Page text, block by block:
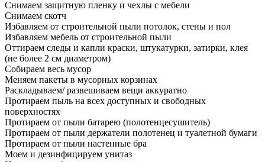
Снимаем защитную пленку и чехлы с мебели
Снимаем скотч
Избавляем от строительной пыли потолок, стены и пол
Избавляем мебель от строительной пыли
Оттираем следы и капли краски, штукатурки, затирки, клея
(не более 2 см диаметром)
Собираем весь мусор
Меняем пакеты в мусорных корзинах
Раскладываем/ развешиваем вещи аккуратно
Протираем пыль на всех доступных и свободных
поверхностях
Протираем от пыли батарею (полотенцесушитель)
Протираем от пыли держатели полотенец и туалетной бумаги
Протираем от пыли настенные бра
Моем и дезинфицируем унитаз